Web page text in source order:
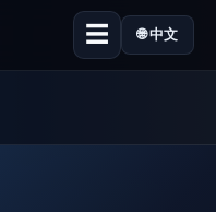
🌐 中文